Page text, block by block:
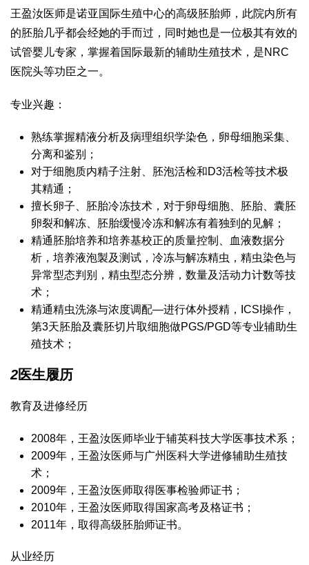
王盈汝医师是诺亚国际生殖中心的高级胚胎师，此院内所有
的胚胎几乎都会经她的手而过，同时她也是一位极其有效的
试管婴儿专家，掌握着国际最新的辅助生殖技术，是NRC
医院头等功臣之一。
专业兴趣：
熟练掌握精液分析及病理组织学染色，卵母细胞采集、
分离和鉴别；
对于细胞质内精子注射、胚泡活检和D3活检等技术极
其精通；
擅长卵子、胚胎冷冻技术，对于卵母细胞、胚胎、囊胚
卵裂和解冻、胚胎缓慢冷冻和解冻有着独到的见解；
精通胚胎培养和培养基校正的质量控制、血液数据分
析，培养液泡製及测试，冷冻与解冻精虫，精虫染色与
异常型态判别，精虫型态分辨，数量及活动力计数等技
术；
精通精虫洗涤与浓度调配—进行体外授精，ICSI操作，
第3天胚胎及囊胚切片取细胞做PGS/PGD等专业辅助生
殖技术；
2医生履历
教育及进修经历
2008年，王盈汝医师毕业于辅英科技大学医事技术系；
2009年，王盈汝医师与广州医科大学进修辅助生殖技
术；
2009年，王盈汝医师取得医事检验师证书；
2010年，王盈汝医师取得国家高考及格证书；
2011年，取得高级胚胎师证书。
从业经历